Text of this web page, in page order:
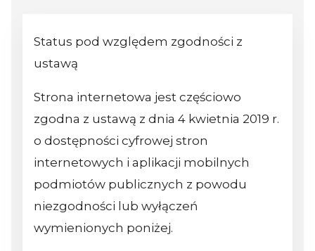
Status pod względem zgodności z
ustawą
Strona internetowa jest częściowo
zgodna z ustawą z dnia 4 kwietnia 2019 r.
o dostępności cyfrowej stron
internetowych i aplikacji mobilnych
podmiotów publicznych z powodu
niezgodności lub wyłączeń
wymienionych poniżej.